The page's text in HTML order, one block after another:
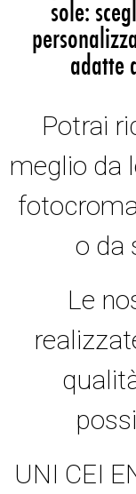
sole:
adatte
Potrai
meglio da
o da
Le
UNI CEI